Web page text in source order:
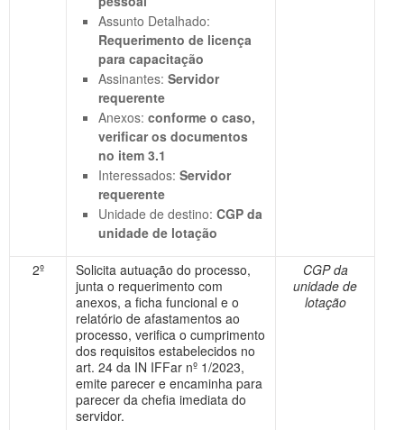
Assunto Detalhado:
Requerimento de licença
para capacitação
Assinantes: Servidor
requerente
Anexos: conforme o caso,
verificar os documentos
no item 3.1
Interessados: Servidor
requerente
Unidade de destino: CGP da
unidade de lotação
2º
Solicita autuação do processo,
junta o requerimento com
anexos, a ficha funcional e o
relatório de afastamentos ao
processo, verifica o cumprimento
dos requisitos estabelecidos no
art. 24 da IN IFFar nº 1/2023,
emite parecer e encaminha para
parecer da chefia imediata do
servidor.
CGP da
unidade de
lotação